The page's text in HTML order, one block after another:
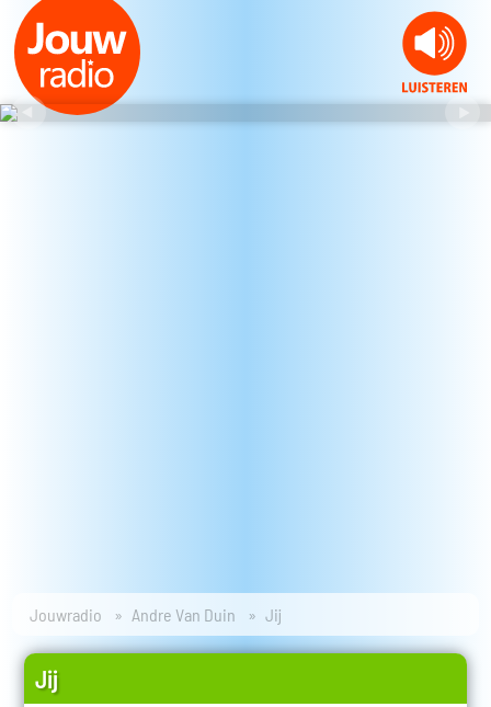
Jouwradio Andre Van Duin Jij
Jij